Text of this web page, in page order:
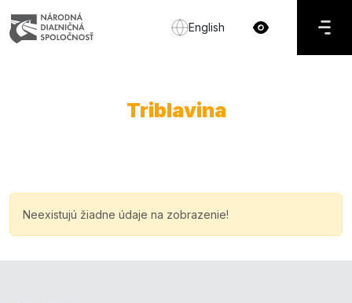
English
Triblavina
Neexistujú žiadne údaje na zobrazenie!